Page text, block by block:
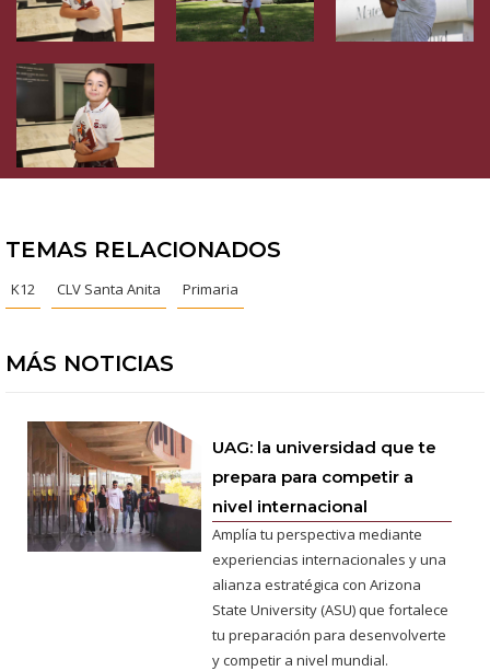
TEMAS RELACIONADOS
K12 CLV Santa Anita Primaria
MÁS NOTICIAS
UAG: la universidad que te
prepara para competir a
nivel internacional
Amplía tu perspectiva mediante
experiencias internacionales y una
alianza estratégica con Arizona
State University (ASU) que fortalece
tu preparación para desenvolverte
y competir a nivel mundial.